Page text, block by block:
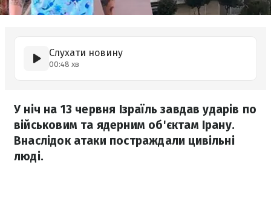
Слухати новину
00:48 хв
У ніч на 13 червня Ізраїль завдав ударів по
військовим та ядерним об'єктам Ірану.
Внаслідок атаки постраждали цивільні
люді.